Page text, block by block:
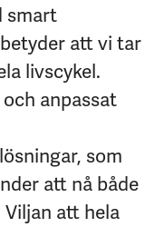
smart
att vi tar
livscykel.
anpassat
som
att nå både
att hela